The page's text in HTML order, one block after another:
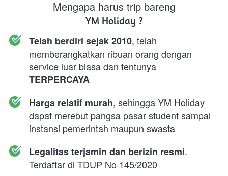
Mengapa harus trip bareng
YM Holiday ?
Telah berdiri sejak 2010, telah
memberangkatkan ribuan orang dengan
TERPERCAYA
Harga relatif murah, sehingga YM Holiday
dapat merebut pangsa pasar student sampai
instansi pemerintah maupun swasta
Legalitas terjamin dan berizin resmi.
Terdaftar di TDUP No 145/2020